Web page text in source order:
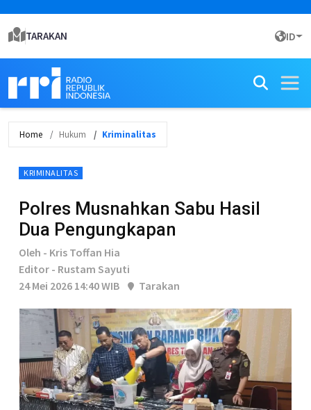
TARAKAN ID
Home Hukum Kriminalitas
KRIMINALITAS
Polres Musnahkan Sabu Hasil
Dua Pengungkapan
Oleh - Kris Toffan Hia
Editor - Rustam Sayuti
24 Mei 2026 14:40 WIB
Tarakan